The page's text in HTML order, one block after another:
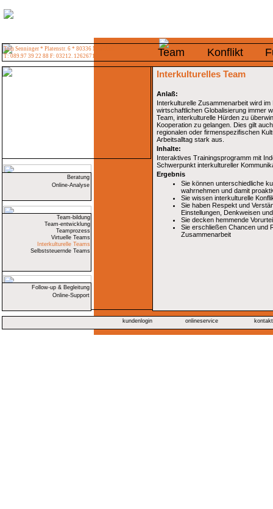
Tom Senninger * Platenstr. 6 * 80336 München
T: 089.97 39 22 88 F: 03212. 1262671
Team Konflikt
Interkulturelles Team
Anlaß:
Interkulturelle Zusammenarbeit wird
wirtschaftlichen Globalisierung immer
Team, interkulturelle Hürden zu
Kooperation zu gelangen. Dies gilt
regionalen oder firmenspezifischen
Arbeitsalltag stark aus.
Inhalte:
Interaktives Trainingsprogramm mit
Schwerpunkt interkultureller
Ergebnis
Sie können unterschiedliche
wahrnehmen und damit
Sie wissen interkulturelle
Sie haben Respekt und
Einstellungen, Denkweisen
Sie decken hemmende
Sie erschließen Chancen und
Zusammenarbeit
Beratung
Online-Analyse
Team-bildung
Team-entwicklung
Teamprozess
Virtuelle Teams
Interkulturelle Teams
Selbststeuernde Teams
Follow-up & Begleitung
Online-Support
kundenlogin onlineservice